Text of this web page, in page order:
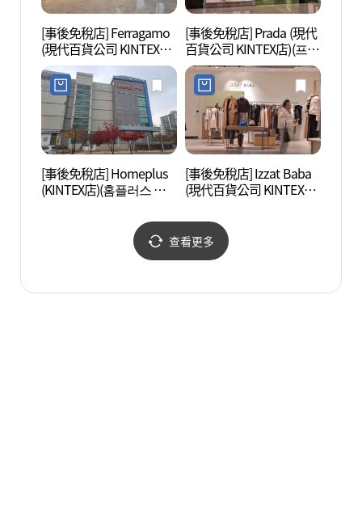
[事後免稅店] Ferragamo
(現代百貨公司 KINTEX店)
(페라가모 현대백화점 킨
텍스점)
[事後免稅店] Prada (現代
百貨公司 KINTEX店)(프라
다 현대백화점 킨텍스점)
[事後免稅店] Homeplus
(KINTEX店)(홈플러스 킨
[事後免稅店] Izzat Baba
(現代百貨公司 KINTEX店)
킨텍스점)
查看更多